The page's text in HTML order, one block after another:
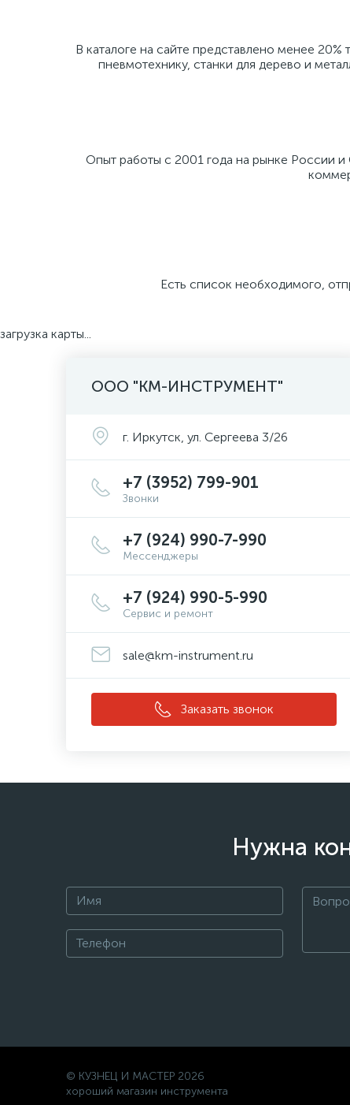
В каталоге на сайте представлено менее
пневмотехнику, станки для дерево и
Опыт работы с 2001 года на рынке России
Есть список необходимого,
ООО "КМ-ИНСТРУМЕНТ"
г. Иркутск, ул. Сергеева 3/26
+7 (3952) 799-901
Звонки
+7 (924) 990-7-990
Мессенджеры
+7 (924) 990-5-990
Сервис и ремонт
sale@km-instrument.ru
Заказать звонок
загрузка карты...
Нужна
© КУЗНЕЦ И МАСТЕР 2026
хороший магазин инструмента